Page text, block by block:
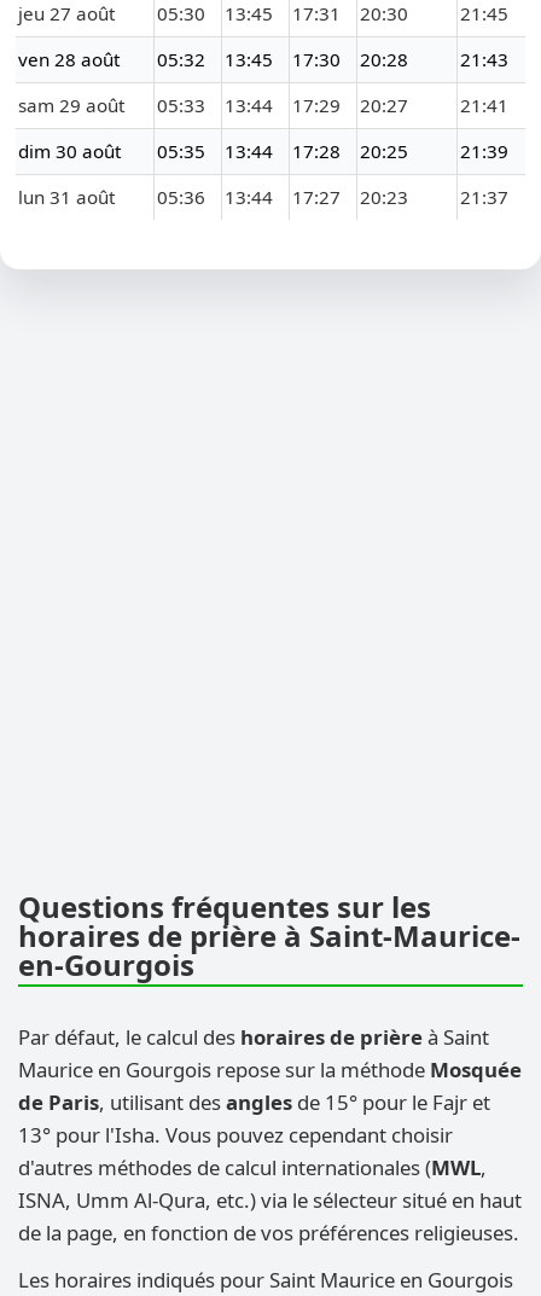
jeu 27 août 05:30 13:45 17:31 20:30
21:45
ven 28 août
05:32 13:45 17:30 20:28
21:43
sam 29 août
05:33 13:44 17:29 20:27
21:41
dim 30 août
05:35 13:44 17:28 20:25
21:39
lun 31 août
05:36 13:44 17:27 20:23 21:37
Questions fréquentes sur les
horaires de prière à Saint-Maurice-
en-Gourgois
Par défaut, le calcul des horaires de prièreà Saint
Maurice en Gourgois repose sur la méthode Mosquée
de Paris, utilisant desangles de 15° pour le Fajr et
13° pour l'Isha. Vous pouvez cependant choisir
d'autres méthodes de calcul internationales (MWL,
ISNA, Umm Al-Qura, etc.) via le sélecteur situé en haut
de la page, en fonction de vos préférences religieuses.
Les horaires indiqués pour Saint Maurice en Gourgois